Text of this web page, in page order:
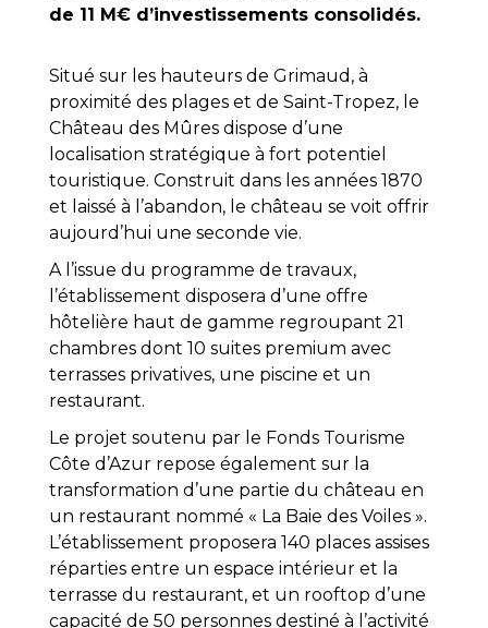
de 11 M€ d’investissements consolidés.
Situé sur les hauteurs de Grimaud, à
proximité des plages et de Saint-Tropez, le
Château des Mûres dispose d’une
localisation stratégique à fort potentiel
touristique. Construit dans les années 1870
et laissé à l’abandon, le château se voit offrir
aujourd’hui une seconde vie.
A l’issue du programme de travaux,
l’établissement disposera d’une offre
hôtelière haut de gamme regroupant 21
chambres dont 10 suites premium avec
terrasses privatives, une piscine et un
restaurant.
Le projet soutenu par le Fonds Tourisme
Côte d’Azur repose également sur la
transformation d’une partie du château en
un restaurant nommé « La Baie des Voiles ».
L’établissement proposera 140 places assises
réparties entre un espace intérieur et la
terrasse du restaurant, et un rooftop d’une
capacité de 50 personnes destiné à l’activité